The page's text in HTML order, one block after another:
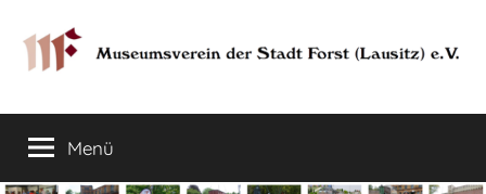
Inhalt
springen
Museumsverein
der
37
–
Menü